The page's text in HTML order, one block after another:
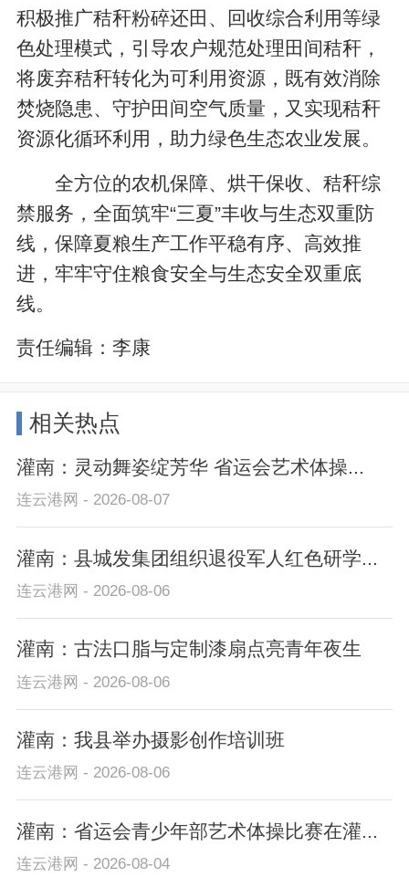
积极推广秸秆粉碎还田、回收综合利用等绿
色处理模式，引导农户规范处理田间秸秆，
将废弃秸秆转化为可利用资源，既有效消除
焚烧隐患、守护田间空气质量，又实现秸秆
资源化循环利用，助力绿色生态农业发展。
全方位的农机保障、烘干保收、秸秆综
禁服务，全面筑牢“三夏”丰收与生态双重防
线，保障夏粮生产工作平稳有序、高效推
进，牢牢守住粮食安全与生态安全双重底
线。
责任编辑：李康
相关热点
灌南：灵动舞姿绽芳华 省运会艺术体操...
连云港网 - 2026-08-07
灌南：县城发集团组织退役军人红色研学...
连云港网 - 2026-08-06
灌南：古法口脂与定制漆扇点亮青年夜生
连云港网 - 2026-08-06
灌南：我县举办摄影创作培训班
连云港网 - 2026-08-06
灌南：省运会青少年部艺术体操比赛在灌...
连云港网 - 2026-08-04